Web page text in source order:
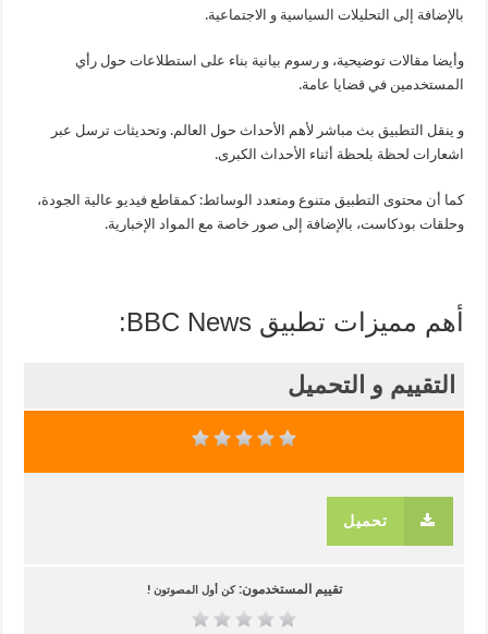
بالإضافة إلى التحليلات السياسية و الاجتماعية.
وأيضا مقالات توضيحية، و رسوم بيانية بناء على استطلاعات حول رأي
المستخدمين في قضايا عامة.
و ينقل التطبيق بث مباشر لأهم الأحداث حول العالم. وتحديثات ترسل عبر
اشعارات لحظة بلحظة أثناء الأحداث الكبرى.
كما أن محتوى التطبيق متنوع ومتعدد الوسائط: كمقاطع فيديو عالية الجودة،
وحلقات بودكاست، بالإضافة إلى صور خاصة مع المواد الإخبارية.
أهم مميزات تطبيق BBC News:
التقييم و التحميل
تحميل
تقييم المستخدمون:كن أول المصوتون !